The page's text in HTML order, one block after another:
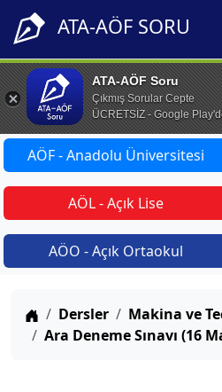
ATA-AÖF SORU
ATA-AÖF Soru
Çıkmış Sorular Cepte
ÜCRETSİZ - Google
AÖF - Anadolu Üniversitesi
AÖL - Açık Lise
AÖO - Açık Ortaokul
Anasayfa
Dersler
Makina ve
Ara Deneme Sınavı (16